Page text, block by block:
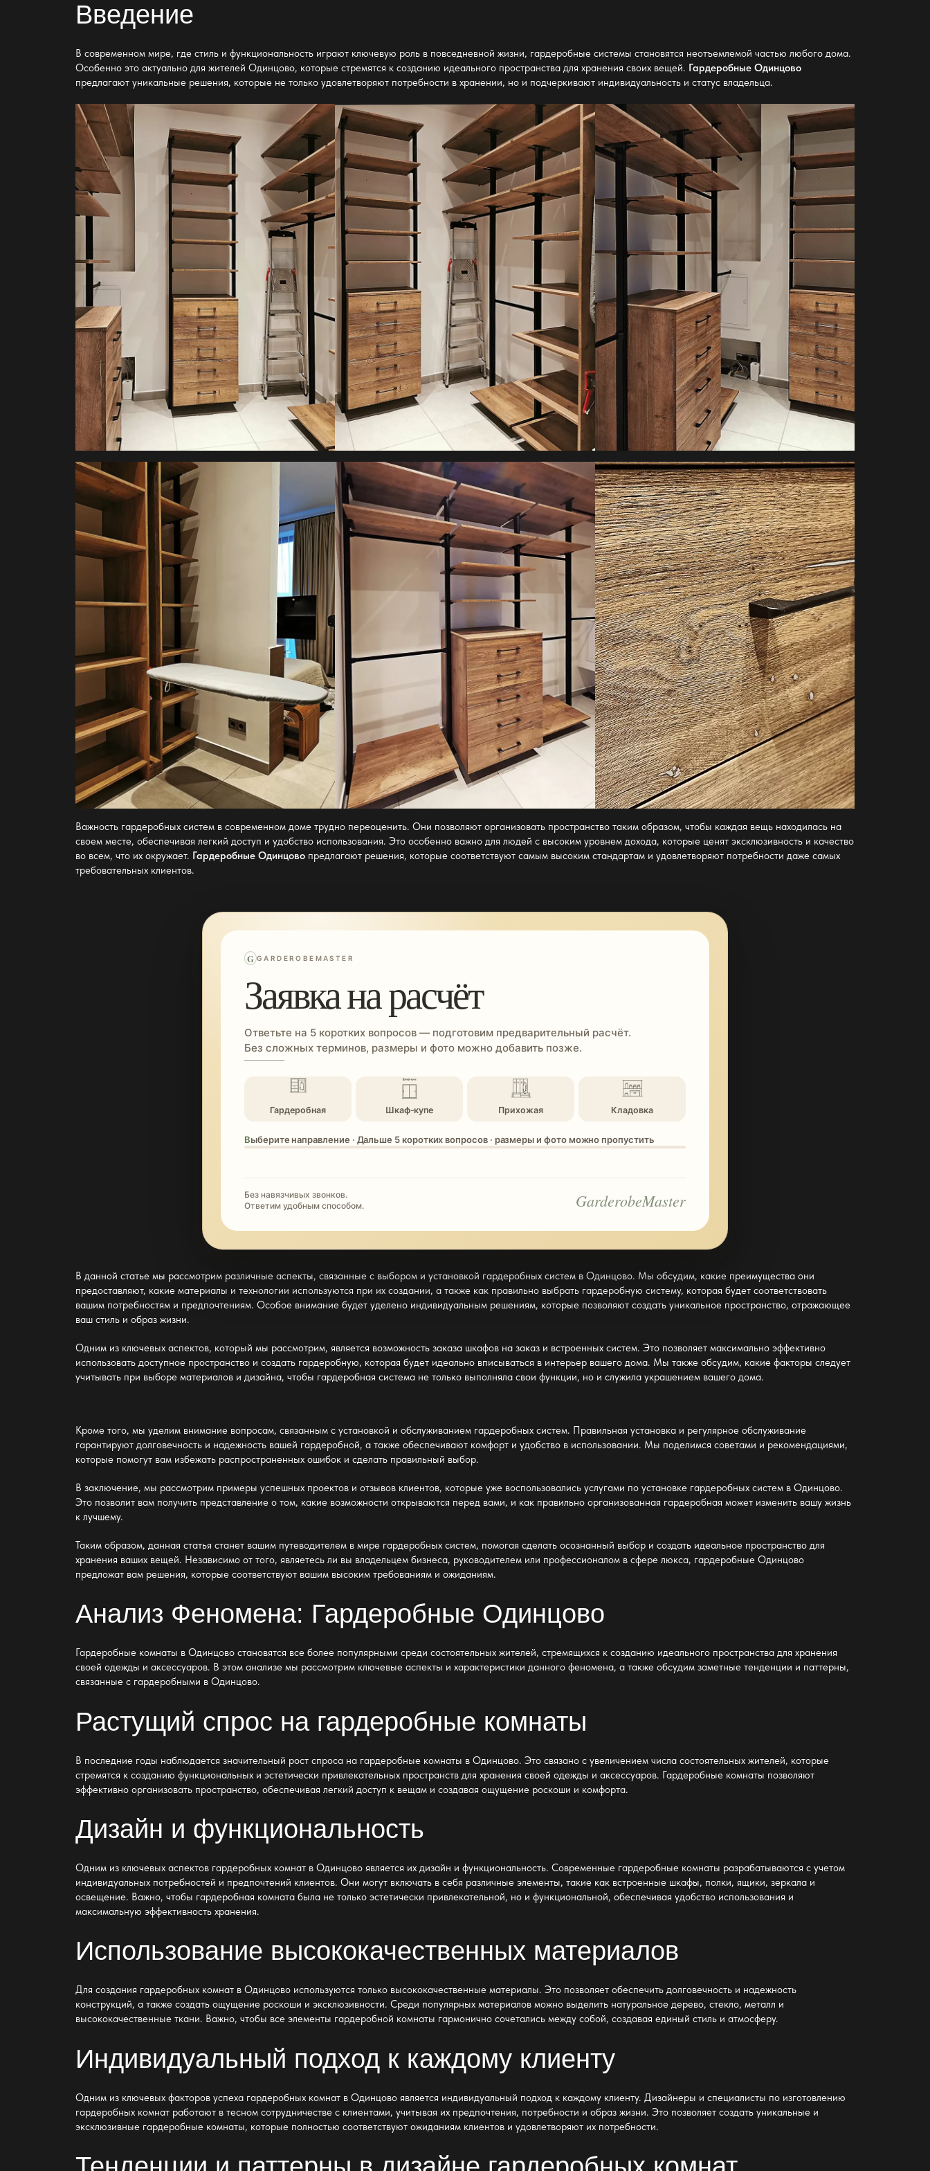
Введение
В современном мире, где стиль и функциональность играют ключевую роль в повседневной жизни, гардеробные системы становятся неотъемлемой частью любого дома.
Особенно это актуально для жителей Одинцово, которые стремятся к созданию идеального пространства для хранения своих вещей. Гардеробные Одинцово
предлагают уникальные решения, которые не только удовлетворяют потребности в хранении, но и подчеркивают индивидуальность и статус владельца.
Важность гардеробных систем в современном доме трудно переоценить. Они позволяют организовать пространство таким образом, чтобы каждая вещь находилась на
своем месте, обеспечивая легкий доступ и удобство использования. Это особенно важно для людей с высоким уровнем дохода, которые ценят эксклюзивность и качество
во всем, что их окружает. Гардеробные Одинцово предлагают решения, которые соответствуют самым высоким стандартам и удовлетворяют потребности даже самых
требовательных клиентов.
G GARDEROBEMASTER
Заявка на расчёт
Ответьте на 5 коротких вопросов — подготовим предварительный расчёт.
Без сложных терминов, размеры и фото можно добавить позже.
Гардеробная Шкаф-купе Прихожая Кладовка
Выберите направление · Дальше 5 коротких вопросов · размеры и фото можно пропустить
Без навязчивых звонков.
Ответим удобным способом.
GarderobeMaster
В данной статье мы рассмотрим различные аспекты, связанные с выбором и установкой гардеробных систем в Одинцово. Мы обсудим, какие преимущества они
предоставляют, какие материалы и технологии используются при их создании, а также как правильно выбрать гардеробную систему, которая будет соответствовать
вашим потребностям и предпочтениям. Особое внимание будет уделено индивидуальным решениям, которые позволяют создать уникальное пространство, отражающее
ваш стиль и образ жизни.
Одним из ключевых аспектов, который мы рассмотрим, является возможностьзаказа шкафов на заказ и встроенных систем. Это позволяет максимально эффективно
использовать доступное пространство и создать гардеробную, которая будет идеально вписываться в интерьер вашего дома. Мы также обсудим, какие факторы следует
учитывать при выборе материалов и дизайна, чтобы гардеробная система не только выполняла свои функции, но и служила украшением вашего дома.
Кроме того, мы уделим внимание вопросам, связанным с установкой и обслуживанием гардеробных систем. Правильная установка и регулярное обслуживание
гарантируют долговечность и надежность вашей гардеробной, а также обеспечивают комфорт и удобство в использовании. Мы поделимся советами и рекомендациями,
которые помогут вам избежать распространенных ошибок и сделать правильный выбор.
В заключение, мы рассмотрим примеры успешных проектов и отзывов клиентов, которые уже воспользовались услугами по установке гардеробных систем в Одинцово.
Это позволит вам получить представление о том, какие возможности открываются перед вами, и как правильно организованная гардеробная может изменить вашу жизнь
к лучшему.
Таким образом, данная статья станет вашим путеводителем в мире гардеробных систем, помогая сделать осознанный выбор и создать идеальное пространство для
хранения ваших вещей. Независимо от того, являетесь ли вы владельцем бизнеса, руководителем или профессионалом в сфере люкса, гардеробные Одинцово
предложат вам решения, которые соответствуют вашим высоким требованиям и ожиданиям.
Анализ Феномена: Гардеробные Одинцово
Гардеробные комнаты в Одинцово становятся все более популярными среди состоятельных жителей, стремящихся к созданию идеального пространства для хранения
своей одежды и аксессуаров. В этом анализе мы рассмотрим ключевые аспекты и характеристики данного феномена, а также обсудим заметные тенденции и паттерны,
связанные с гардеробными в Одинцово.
Растущий спрос на гардеробные комнаты
В последние годы наблюдается значительный рост спроса на гардеробные комнаты в Одинцово. Это связано с увеличением числа состоятельных жителей, которые
стремятся к созданию функциональных и эстетически привлекательных пространств для хранения своей одежды и аксессуаров. Гардеробные комнаты позволяют
эффективно организовать пространство, обеспечивая легкий доступ к вещам и создавая ощущение роскоши и комфорта.
Дизайн и функциональность
Одним из ключевых аспектов гардеробных комнат в Одинцово является их дизайн и функциональность. Современные гардеробные комнаты разрабатываются с учетом
индивидуальных потребностей и предпочтений клиентов. Они могут включать в себя различные элементы, такие как встроенные шкафы, полки, ящики, зеркала и
освещение. Важно, чтобы гардеробная комната была не только эстетически привлекательной, но и функциональной, обеспечивая удобство использования и
максимальную эффективность хранения.
Использование высококачественных материалов
Для создания гардеробных комнат в Одинцово используются только высококачественные материалы. Это позволяет обеспечить долговечность и надежность
конструкций, а также создать ощущение роскоши и эксклюзивности. Среди популярных материалов можно выделить натуральное дерево, стекло, металл и
высококачественные ткани. Важно, чтобы все элементы гардеробной комнаты гармонично сочетались между собой, создавая единый стиль и атмосферу.
Индивидуальный подход к каждому клиенту
Одним из ключевых факторов успеха гардеробных комнат в Одинцово является индивидуальный подход к каждому клиенту. Дизайнеры и специалисты по изготовлению
гардеробных комнат работают в тесном сотрудничестве с клиентами, учитывая их предпочтения, потребности и образ жизни. Это позволяет создать уникальные и
эксклюзивные гардеробные комнаты, которые полностью соответствуют ожиданиям клиентов и удовлетворяют их потребности.